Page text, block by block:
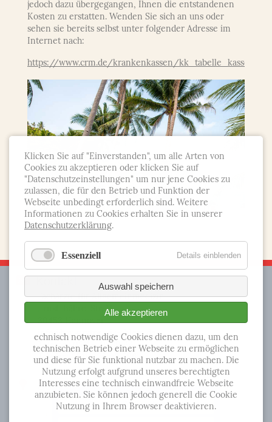
jedoch dazu übergegangen, Ihnen die entstandenen
Kosten zu erstatten. Wenden Sie sich an uns oder
sehen sie bereits selbst unter folgender Adresse im
Internet nach:
https://www.crm.de/krankenkassen/kk_tabelle_kassen.htm
Termin Online buchen
Kontakt
Fachärzte für Allgemeinmedizin
Ernst-Bähre-Str. 1A
30453 Hannover
info@hausarztpraxis-ahlem.de
Telefon: 0511 - 48 30 99
Telefax: 0511 - 26 00 586
So kommen Sie zu uns
Klicken Sie auf "Einverstanden", um alle Arten von
Cookies zu akzeptieren oder klicken Sie auf
"Datenschutzeinstellungen" um nur jene Cookies zu
zulassen, die für den Betrieb und Funktion der
Webseite unbedingt erforderlich sind. Weitere
Informationen zu Cookies erhalten Sie in unserer
Datenschutzerklärung.
Essenziell Details einblenden
Auswahl speichern
Alle akzeptieren
echnisch notwendige Cookies dienen dazu, um den
technischen Betrieb einer Webseite zu ermöglichen
und diese für Sie funktional nutzbar zu machen. Die
Nutzung erfolgt aufgrund unseres berechtigten
Interesses eine technisch einwandfreie Webseite
anzubieten. Sie können jedoch generell die Cookie
Nutzung in Ihrem Browser deaktivieren.